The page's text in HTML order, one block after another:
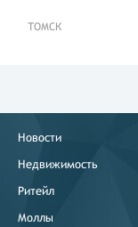
ТОМСК
Новости
Недвижимость
Ритейл
Моллы